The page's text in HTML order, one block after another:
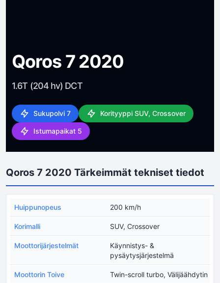
Qoros 7 2020
1.6T (204 hv) DCT
Sukupolvi 7 Korityyppi SUV, Crossover
Istumapaikat 5
Qoros 7 2020 Tärkeimmät tekniset tiedot
Huippunopeus 200 km/h
Korimalli SUV, Crossover
Moottorijärjestelmät
Käynnistys- &
pysäytysjärjestelmä
Moottorin Toive Twin-scroll turbo, Välijäähdytin